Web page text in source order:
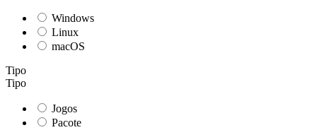
Windows
Linux
macOS
Tipo
Tipo
Jogos
Pacote